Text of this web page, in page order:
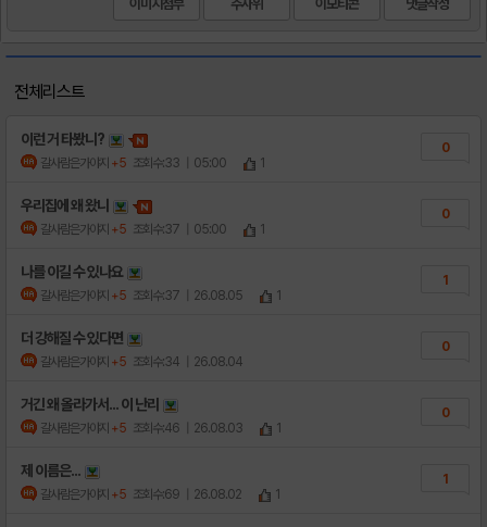
이미지첨부 주사위 이모티콘
전체리스트
이런 거 타봤니?
갈사람은가야지 +5 조회수:33 | 05:00 1
0
우리집에 왜 왔니
갈사람은가야지 +5 조회수:37 | 05:00 1
0
나를 이길 수 있나요
갈사람은가야지 +5 조회수:37 | 26.08.05 1
1
더 강해질 수 있다면
갈사람은가야지 +5 조회수:34 | 26.08.04
0
거긴 왜 올라가서... 이 난리
갈사람은가야지 +5 조회수:46 | 26.08.03 1
0
제 이름은...
갈사람은가야지 +5 조회수:69 | 26.08.02 1
1